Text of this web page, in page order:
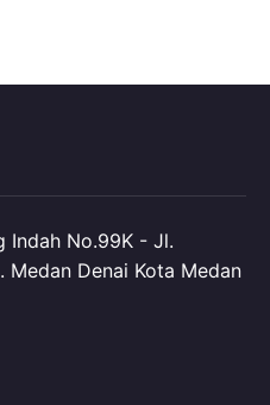
Indah No.99K - Jl.
Medan Denai Kota Medan